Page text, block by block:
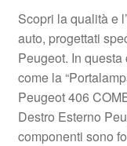
Il mio account
Pagamenti
Politica sulla
Procedura di
Scopri la qualità e
auto, progettati
Peugeot. In
come la
Peugeot 406
Destro Esterno
componenti sono